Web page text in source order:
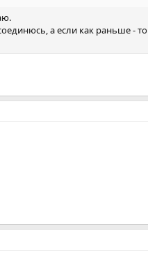
а если как раньше - то